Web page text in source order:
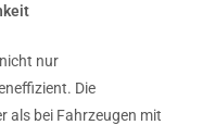
nur
Die
als bei Fahrzeugen mit